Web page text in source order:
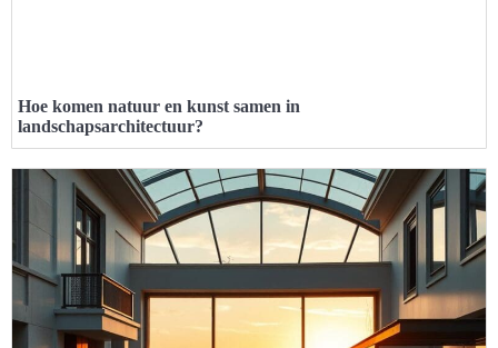
Hoe komen natuur en kunst samen in
landschapsarchitectuur?